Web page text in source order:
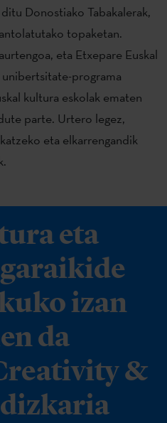
Donostiako Tabakalerak,
topaketan.
eta Etxepare Euskal
programa
kultura eskolak ematen
parte. Urtero legez,
eta elkarrengandik
eta
izan
da
&